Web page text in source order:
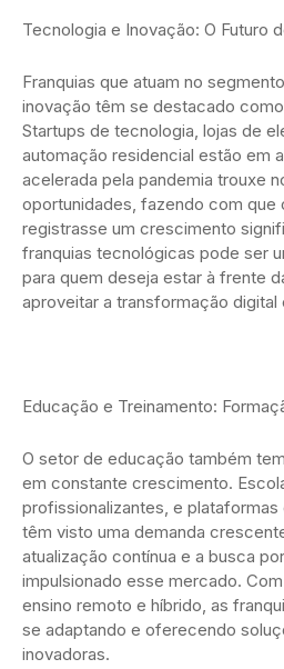
Tecnologia e Inovação: O Futuro
Franquias que atuam no
inovação têm se destacado
Startups de tecnologia, lojas de
automação residencial estão em
acelerada pela pandemia trouxe
oportunidades, fazendo com que
registrasse um crescimento
franquias tecnológicas pode ser
para quem deseja estar à frente
aproveitar a transformação digital
Educação e Treinamento:
O setor de educação também
em constante crescimento.
profissionalizantes, e plataformas
têm visto uma demanda
atualização contínua e a busca
impulsionado esse mercado.
ensino remoto e híbrido, as
se adaptando e oferecendo
inovadoras.